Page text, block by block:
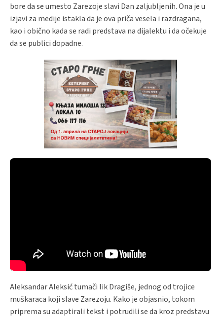
bore da se umesto Zarezoje slavi Dan zaljubljenih. Ona je u
izjavi za medije istakla da je ova priča vesela i razdragana,
kao i obično kada se radi predstava na dijalektu i da očekuje
da se publici dopadne.
Aleksandar Aleksić tumači lik Dragiše, jednog od trojice
muškaraca koji slave Zarezoju. Kako je objasnio, tokom
priprema su adaptirali tekst i potrudili se da kroz predstavu